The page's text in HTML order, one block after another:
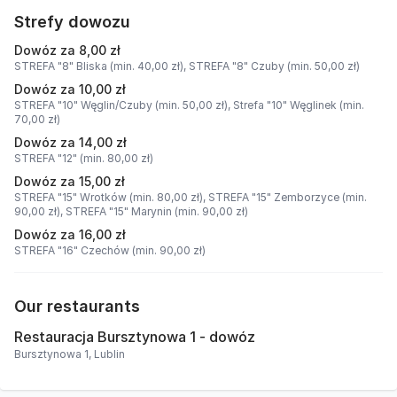
Strefy dowozu
Dowóz za 8,00 zł
STREFA "8" Bliska (min. 40,00 zł), STREFA "8" Czuby (min. 50,00 zł)
Dowóz za 10,00 zł
STREFA "10" Węglin/Czuby (min. 50,00 zł), Strefa "10" Węglinek (min.
70,00 zł)
Dowóz za 14,00 zł
STREFA "12" (min. 80,00 zł)
Dowóz za 15,00 zł
STREFA "15" Wrotków (min. 80,00 zł), STREFA "15" Zemborzyce (min.
90,00 zł), STREFA "15" Marynin (min. 90,00 zł)
Dowóz za 16,00 zł
STREFA "16" Czechów (min. 90,00 zł)
Our restaurants
Restauracja Bursztynowa 1 - dowóz
Bursztynowa 1, Lublin